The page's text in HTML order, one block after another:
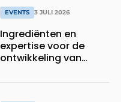
EVENTS 3 JULI 2026
Ingrediënten en
expertise voor de
ontwikkeling van